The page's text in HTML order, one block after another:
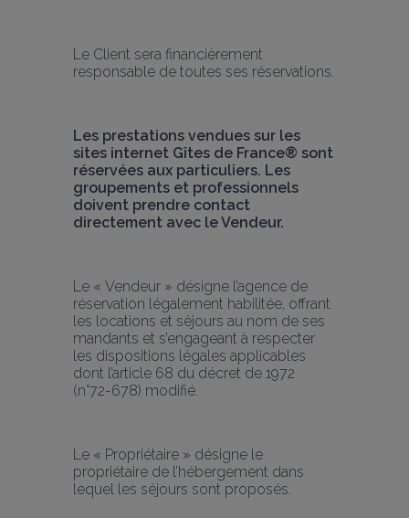
Le Client sera financièrement
responsable de toutes ses réservations.
Les prestations vendues sur les
sites internet Gîtes de France® sont
réservées aux particuliers. Les
groupements et professionnels
doivent prendre contact
directement avec le Vendeur.
Le « Vendeur » désigne l’agence de
réservation légalement habilitée, offrant
les locations et séjours au nom de ses
mandants et s’engageant à respecter
les dispositions légales applicables
dont l’article 68 du décret de 1972
(n°72-678) modifié.
Le « Propriétaire » désigne le
propriétaire de l’hébergement dans
lequel les séjours sont proposés.